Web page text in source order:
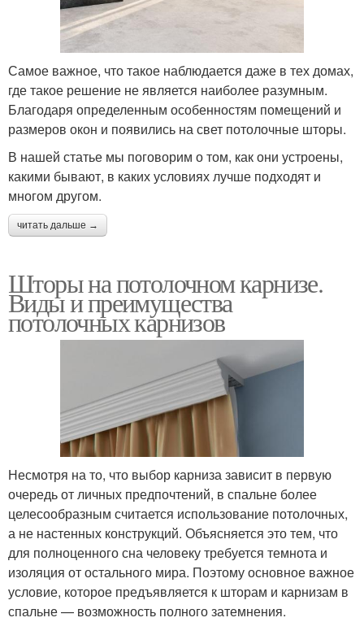
Самое важное, что такое наблюдается даже в тех домах,
где такое решение не является наиболее разумным.
Благодаря определенным особенностям помещений и
размеров окон и появились на свет потолочные шторы.
В нашей статье мы поговорим о том, как они устроены,
какими бывают, в каких условиях лучше подходят и
многом другом.
читать дальше →
Шторы на потолочном карнизе.
Виды и преимущества
потолочных карнизов
Несмотря на то, что выбор карниза зависит в первую
очередь от личных предпочтений, в спальне более
целесообразным считается использование потолочных,
а не настенных конструкций. Объясняется это тем, что
для полноценного сна человеку требуется темнота и
изоляция от остального мира. Поэтому основное важное
условие, которое предъявляется к шторам и карнизам в
спальне — возможность полного затемнения.